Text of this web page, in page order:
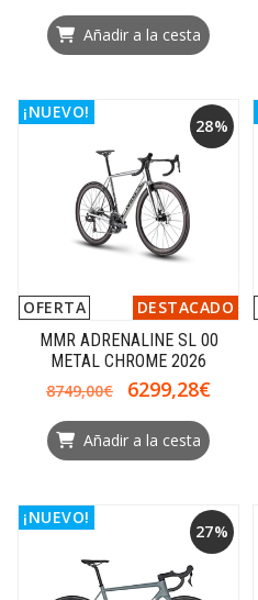
Añadir a la cesta
28%
OFERTA DESTACADO
¡NUEVO!
MMR ADRENALINE SL 00
METAL CHROME 2026
8749,00€
6299,28€
Añadir a la cesta
27%
¡NUEVO!